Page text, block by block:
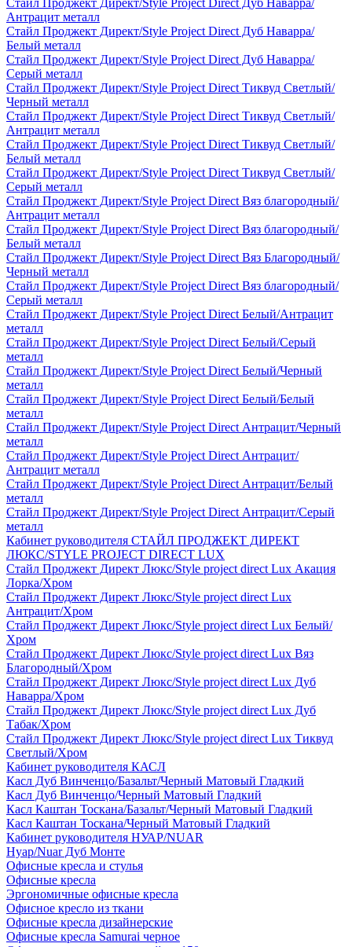
Стайл Проджект Директ/Style Project Direct Дуб Наварра/
Антрацит металл
Стайл Проджект Директ/Style Project Direct Дуб Наварра/
Белый металл
Стайл Проджект Директ/Style Project Direct Дуб Наварра/
Серый металл
Стайл Проджект Директ/Style Project Direct Тиквуд Светлый/
Черный металл
Стайл Проджект Директ/Style Project Direct Тиквуд Светлый/
Антрацит металл
Стайл Проджект Директ/Style Project Direct Тиквуд Светлый/
Белый металл
Стайл Проджект Директ/Style Project Direct Тиквуд Светлый/
Серый металл
Стайл Проджект Директ/Style Project Direct Вяз благородный/
Антрацит металл
Стайл Проджект Директ/Style Project Direct Вяз благородный/
Белый металл
Стайл Проджект Директ/Style Project Direct Вяз Благородный/
Черный металл
Стайл Проджект Директ/Style Project Direct Вяз благородный/
Серый металл
Стайл Проджект Директ/Style Project Direct Белый/Антрацит
металл
Стайл Проджект Директ/Style Project Direct Белый/Серый
металл
Стайл Проджект Директ/Style Project Direct Белый/Черный
металл
Стайл Проджект Директ/Style Project Direct Белый/Белый
металл
Стайл Проджект Директ/Style Project Direct Антрацит/Черный
металл
Стайл Проджект Директ/Style Project Direct Антрацит/
Антрацит металл
Стайл Проджект Директ/Style Project Direct Антрацит/Белый
металл
Стайл Проджект Директ/Style Project Direct Антрацит/Серый
металл
Кабинет руководителя СТАЙЛ ПРОДЖЕКТ ДИРЕКТ
ЛЮКС/STYLE PROJECT DIRECT LUX
Стайл Проджект Директ Люкс/Style project direct Lux Акация
Лорка/Хром
Стайл Проджект Директ Люкс/Style project direct Lux
Антрацит/Хром
Стайл Проджект Директ Люкс/Style project direct Lux Белый/
Хром
Стайл Проджект Директ Люкс/Style project direct Lux Вяз
Благородный/Хром
Стайл Проджект Директ Люкс/Style project direct Lux Дуб
Наварра/Хром
Стайл Проджект Директ Люкс/Style project direct Lux Дуб
Табак/Хром
Стайл Проджект Директ Люкс/Style project direct Lux Тиквуд
Светлый/Хром
Кабинет руководителя КАСЛ
Касл Дуб Винченцо/Базальт/Черный Матовый Гладкий
Касл Дуб Винченцо/Черный Матовый Гладкий
Касл Каштан Тоскана/Базальт/Черный Матовый Гладкий
Касл Каштан Тоскана/Черный Матовый Гладкий
Кабинет руководителя НУАР/NUAR
Нуар/Nuar Дуб Монте
Офисные кресла и стулья
Офисные кресла
Эргономичные офисные кресла
Офисное кресло из ткани
Офисные кресла дизайнерские
Офисные кресла Samurai черное